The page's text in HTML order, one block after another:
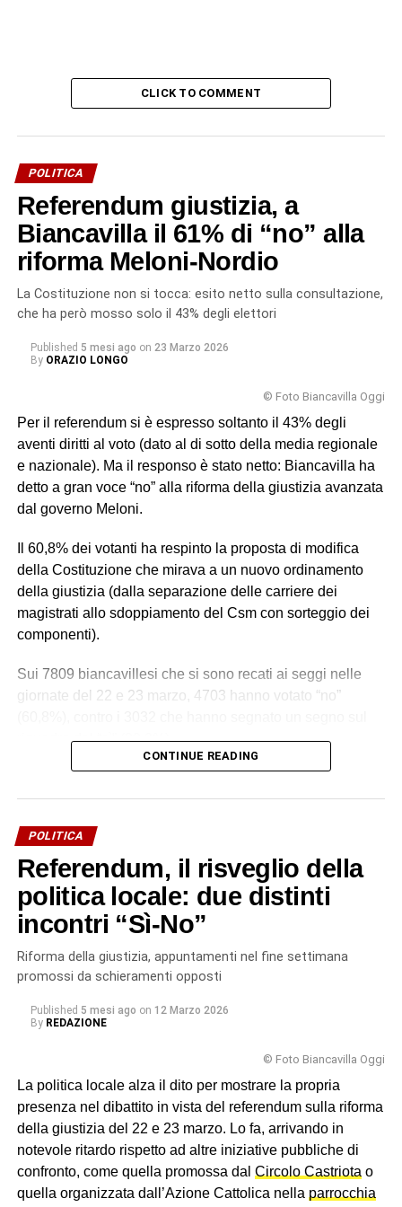
CLICK TO COMMENT
POLITICA
Referendum giustizia, a
Biancavilla il 61% di “no” alla
riforma Meloni-Nordio
La Costituzione non si tocca: esito netto sulla consultazione,
che ha però mosso solo il 43% degli elettori
Published 5 mesi ago on 23 Marzo 2026
By ORAZIO LONGO
© Foto Biancavilla Oggi
Per il referendum si è espresso soltanto il 43% degli
aventi diritti al voto (dato al di sotto della media regionale
e nazionale). Ma il responso è stato netto: Biancavilla ha
detto a gran voce “no” alla riforma della giustizia avanzata
dal governo Meloni.
Il 60,8% dei votanti ha respinto la proposta di modifica
della Costituzione che mirava a un nuovo ordinamento
della giustizia (dalla separazione delle carriere dei
magistrati allo sdoppiamento del Csm con sorteggio dei
componenti).
Sui 7809 biancavillesi che si sono recati ai seggi nelle
giornate del 22 e 23 marzo, 4703 hanno votato “no”
riquadro del “sì” (39,2%).
quanti si sono recati alle urne. Un esito su cui la politica
parte due appuntamenti di aree contrapposte (
delle Favare, l’altro in una saletta di un bar). Insomma, su
questo referendum hanno scelto i biancavillesi,
respingendo la riforma Meloni-Nordio, nonostante la
latitanza dei partiti locali.
© RIPRODUZIONE RISERVATA
CONTINUE READING
POLITICA
Referendum, il risveglio della
politica locale: due distinti
incontri “Sì-No”
Riforma della giustizia, appuntamenti nel fine settimana
promossi da schieramenti opposti
Published 5 mesi ago on 12 Marzo 2026
By REDAZIONE
© Foto Biancavilla Oggi
La politica locale alza il dito per mostrare la propria
presenza nel dibattito in vista del referendum sulla riforma
della giustizia del 22 e 23 marzo. Lo fa, arrivando in
notevole ritardo rispetto ad altre iniziative pubbliche di
confronto, come quella promossa dal Circolo Castriota o
quella organizzata dall’Azione Cattolica nella parrocchia